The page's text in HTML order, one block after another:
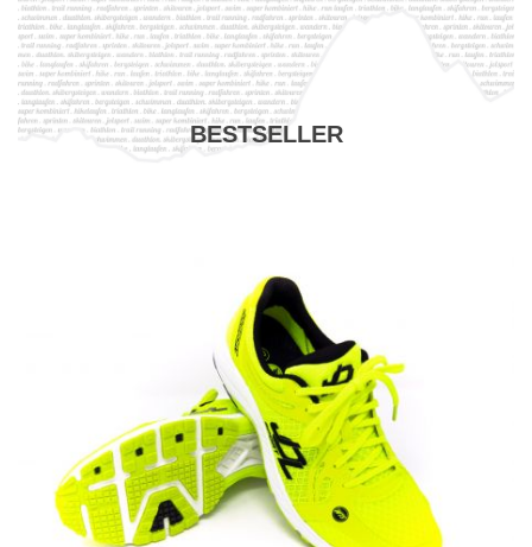
BESTSELLER